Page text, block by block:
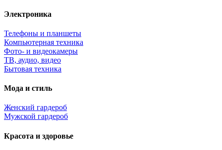
Электроника
Телефоны и планшеты
Компьютерная техника
Фото- и видеокамеры
ТВ, аудио, видео
Бытовая техника
Мода и стиль
Женский гардероб
Мужской гардероб
Красота и здоровье